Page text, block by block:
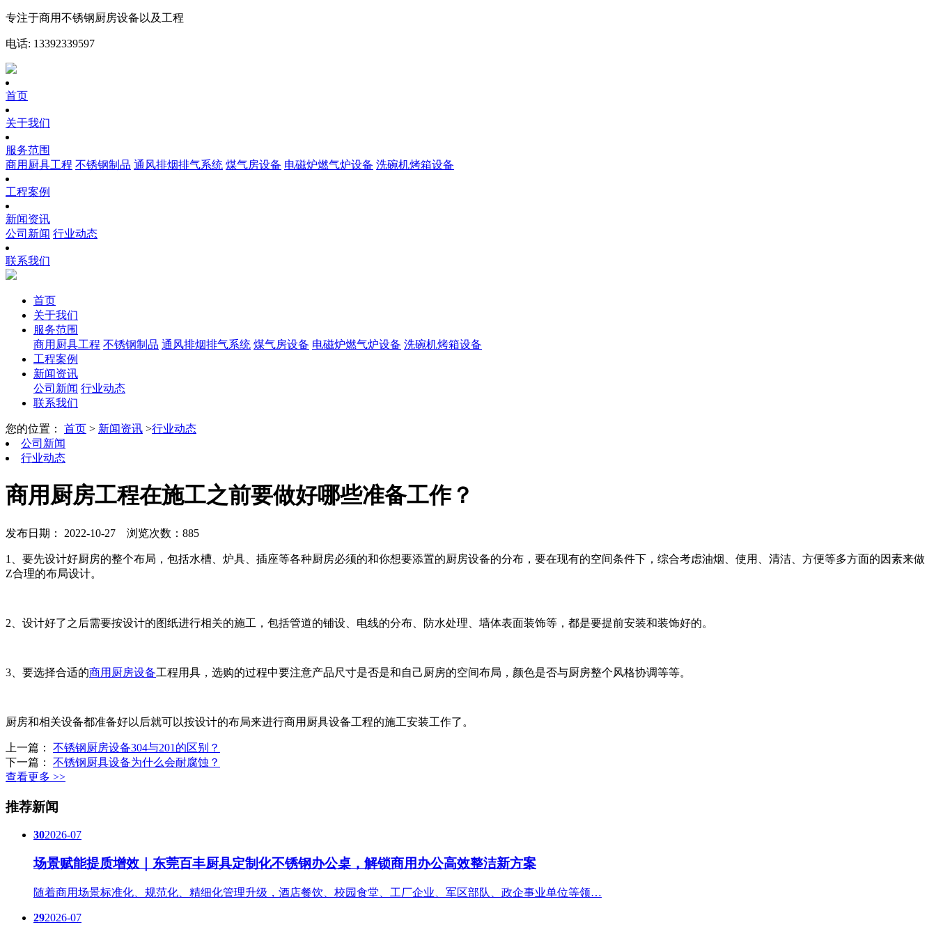
专注于商用不锈钢厨房设备以及工程
电话: 13392339597
首页
关于我们
服务范围
商用厨具工程 不锈钢制品 通风排烟排气系统 煤气房设备 电磁炉燃气炉设备 洗碗机烤箱设备
工程案例
新闻资讯
公司新闻 行业动态
联系我们
首页
关于我们
服务范围
商用厨具工程 不锈钢制品 通风排烟排气系统 煤气房设备 电磁炉燃气炉设备 洗碗机烤箱设备
工程案例
新闻资讯
公司新闻 行业动态
联系我们
您的位置： 首页 > 新闻资讯 >行业动态
公司新闻
行业动态
商用厨房工程在施工之前要做好哪些准备工作？
发布日期： 2022-10-27 浏览次数：885
1、要先设计好厨房的整个布局，包括水槽、炉具、插座等各种厨房必须的和你想要添置的厨房设备的分布，要在现有的空间条件下，综合考虑油烟、使用、清洁、方便等多方面的因素来做
Z合理的布局设计。
2、设计好了之后需要按设计的图纸进行相关的施工，包括管道的铺设、电线的分布、防水处理、墙体表面装饰等，都是要提前安装和装饰好的。
3、要选择合适的商用厨房设备工程用具，选购的过程中要注意产品尺寸是否是和自己厨房的空间布局，颜色是否与厨房整个风格协调等等。
厨房和相关设备都准备好以后就可以按设计的布局来进行商用厨具设备工程的施工安装工作了。
上一篇： 不锈钢厨房设备304与201的区别？
下一篇： 不锈钢厨具设备为什么会耐腐蚀？
查看更多 >>
推荐新闻
302026-07
场景赋能提质增效｜东莞百丰厨具定制化不锈钢办公桌，解锁商用办公高效整洁新方案
随着商用场景标准化、规范化、精细化管理升级，酒店餐饮、校园食堂、工厂企业、军区部队、政企事业单位等领…
292026-07